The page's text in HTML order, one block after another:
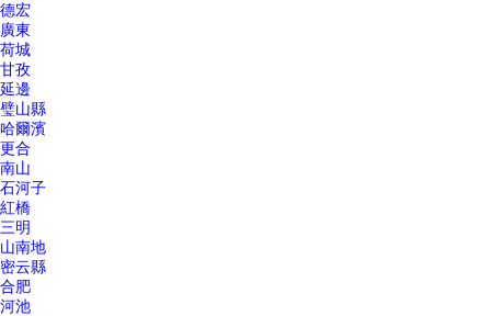
德宏
廣東
荷城
甘孜
延邊
璧山縣
哈爾濱
更合
南山
石河子
紅橋
三明
山南地
密云縣
合肥
河池